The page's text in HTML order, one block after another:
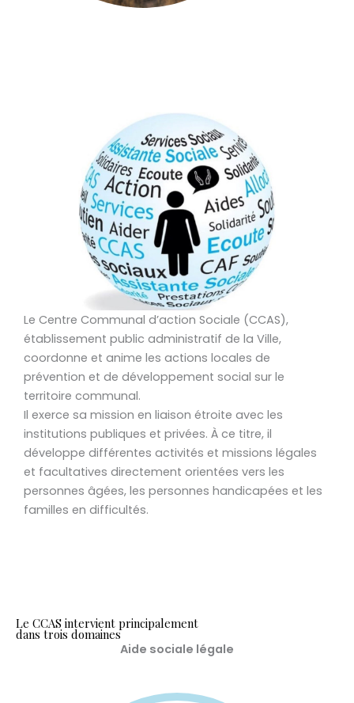
Le Centre Communal d’action Sociale (CCAS),
établissement public administratif de la Ville,
coordonne et anime les actions locales de
prévention et de développement social sur le
territoire communal.
Il exerce sa mission en liaison étroite avec les
institutions publiques et privées. À ce titre, il
développe différentes activités et missions légales
et facultatives directement orientées vers les
personnes âgées, les personnes handicapées et les
familles en difficultés.
Le CCAS intervient principalement
dans trois domaines
Aide sociale légale